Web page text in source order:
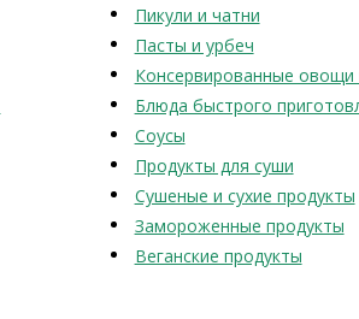
Пикули и чатни
Пасты и урбеч
Консервированные овощи
Блюда быстрого
Соусы
Продукты для суши
Сушеные и сухие продукты
Замороженные продукты
Веганские продукты